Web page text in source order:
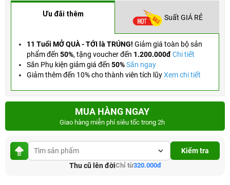
Ưu đãi thêm Suất GIÁ RẺ
11 Tuổi MỞ QUÀ - TỚI là TRÚNG! Giảm giá toàn bộ sản
phẩm đến 50%, tặng voucher đến 1.200.000đChi tiết
Săn Phụ kiện giảm giá đến 50%Săn ngay
Giảm thêm đến 10% cho thành viên tích lũyXem chi tiết
MUA HÀNG NGAY
Giao hàng miễn phí siêu tốc trong 2h
Kiểm tra
Thu cũ lên đờiChỉ từ320.000đ